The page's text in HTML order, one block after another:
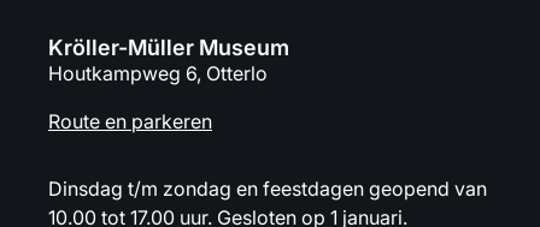
Kröller-Müller Museum
Houtkampweg 6, Otterlo
Route en parkeren
Dinsdag t/m zondag en feestdagen geopend van
10.00 tot 17.00 uur. Gesloten op 1 januari.